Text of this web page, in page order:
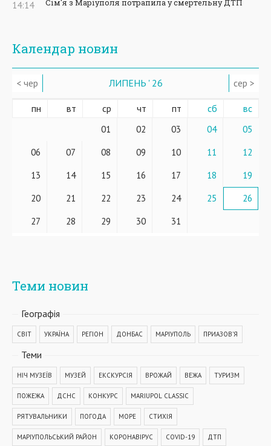
14:14 Сім'я з Маріуполя потрапила у смертельну ДТП
Календар новин
< чер ЛИПЕНЬ ' 26 сер >
пн вт ср чт пт сб вс
01 02 03 04
05
06
07 08 09 10 11
12
13
14 15 16 17 18
19
20
21 22 23 24 25
26
27
28 29 30 31
Теми новин
Географiя
СВІТ УКРАЇНА РЕГІОН ДОНБАС МАРІУПОЛЬ ПРИАЗОВ'Я
Теми
НІЧ МУЗЕЇВ МУЗЕЙ ЕКСКУРСІЯ ВРОЖАЙ ВЕЖА ТУРИЗМ
ПОЖЕЖА ДСНС КОНКУРС MARIUPOL CLASSIC
РЯТУВАЛЬНИКИ ПОГОДА МОРЕ СТИХІЯ
МАРІУПОЛЬСЬКИЙ РАЙОН КОРОНАВІРУС COVID-19 ДТП